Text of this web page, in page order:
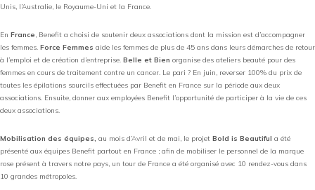
Unis, l’Australie, le Royaume-Uni et la France.
En France, Benefit a choisi de soutenir deux associations dont la mission est d’accompagner
les femmes. Force Femmes aide les femmes de plus de 45 ans dans leurs démarches de retour
à l’emploi et de création d’entreprise. Belle et Bien organise des ateliers beauté pour des
femmes en cours de traitement contre un cancer. Le pari ? En juin, reverser 100% du prix de
toutes les épilations sourcils effectuées par Benefit en France sur la période aux deux
associations. Ensuite, donner aux employées Benefit l’opportunité de participer à la vie de ces
deux associations.
Mobilisation des équipes, au mois d’Avril et de mai, le projet Bold is Beautiful a été
présenté aux équipes Benefit partout en France ; afin de mobiliser le personnel de la marque
rose présent à travers notre pays, un tour de France a été organisé avec 10 rendez-vous dans
10 grandes métropoles.